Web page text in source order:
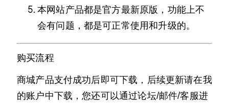
本网站产品都是官方最新原版，功能上不
会有问题，都是可正常使用和升级的。
购买流程
商城产品支付成功后即可下载，后续更新请在我
的账户中下载，您还可以通过论坛/邮件/客服进